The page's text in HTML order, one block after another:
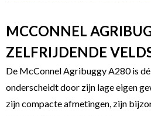
MCCONNEL
ZELFRIJDENDE
De McConnel Agribuggy A280 is
onderscheidt door zijn lage eigen
zijn compacte afmetingen, zijn